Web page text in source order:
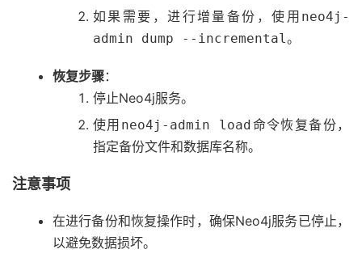
如果需要，进行增量备份，使用 neo4j-
admin dump --incremental。
恢复步骤：
停止Neo4j服务。
使用 neo4j-admin load 命令恢复备份，
指定备份文件和数据库名称。
注意事项
在进行备份和恢复操作时，确保Neo4j服务已停止，
以避免数据损坏。